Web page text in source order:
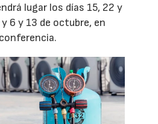
lugar los días 15, 22 y
6 y 13 de octubre, en